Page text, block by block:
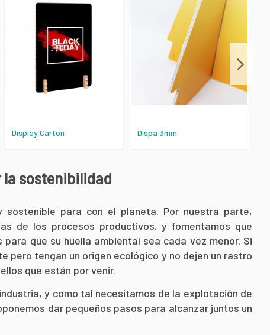
Display Cartón Dispa 3mm
la sostenibilidad
para con el planeta. Por nuestra parte,
de los procesos productivos, y fomentamos que
que su huella ambiental sea cada vez menor. Si
pero tengan un origen ecológico y no dejen un rastro
que están por venir.
y como tal necesitamos de la explotación de
dar pequeños pasos para alcanzar juntos un